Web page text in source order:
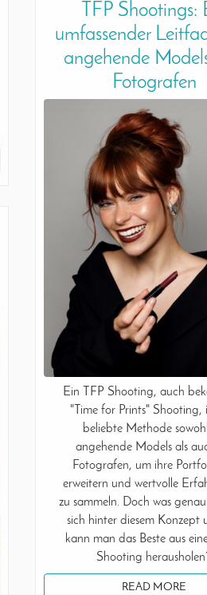
TFP Shootings:
umfassender
angehende
Fotografen
Ein TFP Shooting, auch
"Time for Prints" Shooting,
beliebte Methode
angehende Models als
Fotografen, um ihre
erweitern und wertvolle
zu sammeln. Doch was
sich hinter diesem Konzept
kann man das Beste aus
Shooting
READ MORE